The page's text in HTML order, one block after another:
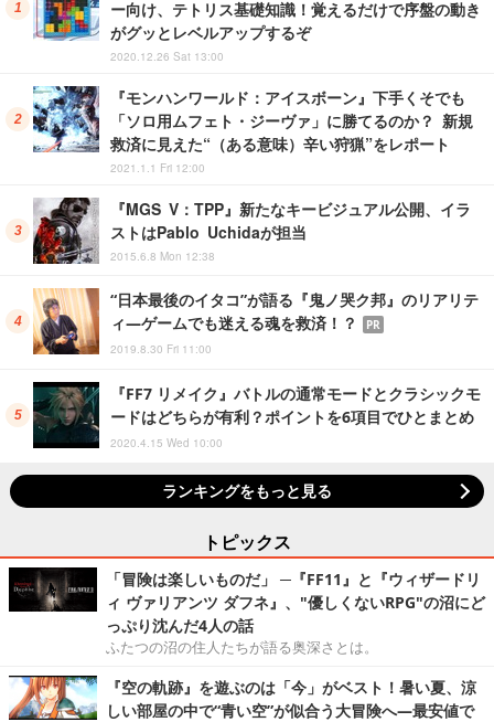
ー向け、テトリス基礎知識！覚えるだけで序盤の動き
がグッとレベルアップするぞ
2020.12.26 Sat 13:00
『モンハンワールド：アイスボーン』下手くそでも
「ソロ用ムフェト・ジーヴァ」に勝てるのか？ 新規
救済に見えた“（ある意味）辛い狩猟”をレポート
2021.1.1 Fri 12:00
『MGS V：TPP』新たなキービジュアル公開、イラ
ストはPablo Uchidaが担当
2015.6.8 Mon 12:38
“日本最後のイタコ”が語る『鬼ノ哭ク邦』のリアリテ
ィ―ゲームでも迷える魂を救済！？
PR
2019.8.30 Fri 11:00
『FF7 リメイク』バトルの通常モードとクラシックモ
ードはどちらが有利？ポイントを6項目でひとまとめ
2020.4.15 Wed 10:00
ランキングをもっと見る
トピックス
「冒険は楽しいものだ」 ─『FF11』と『ウィザードリ
ィ ヴァリアンツ ダフネ』、"優しくないRPG"の沼にど
っぷり沈んだ4人の話
ふたつの沼の住人たちが語る奥深さとは。
『空の軌跡』を遊ぶのは「今」がベスト！暑い夏、涼
しい部屋の中で“青い空”が似合う大冒険へ―最安値で